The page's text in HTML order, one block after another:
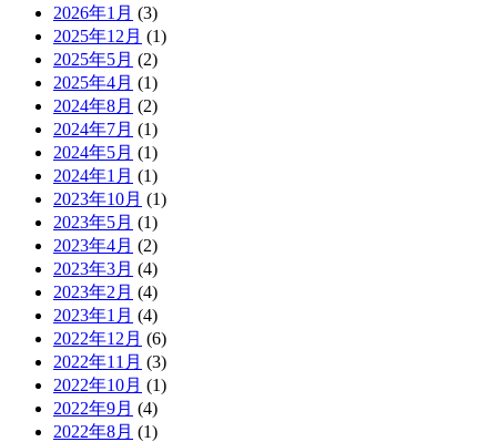
2026年1月 (3)
2025年12月 (1)
2025年5月 (2)
2025年4月 (1)
2024年8月 (2)
2024年7月 (1)
2024年5月 (1)
2024年1月 (1)
2023年10月 (1)
2023年5月 (1)
2023年4月 (2)
2023年3月 (4)
2023年2月 (4)
2023年1月 (4)
2022年12月 (6)
2022年11月 (3)
2022年10月 (1)
2022年9月 (4)
2022年8月 (1)